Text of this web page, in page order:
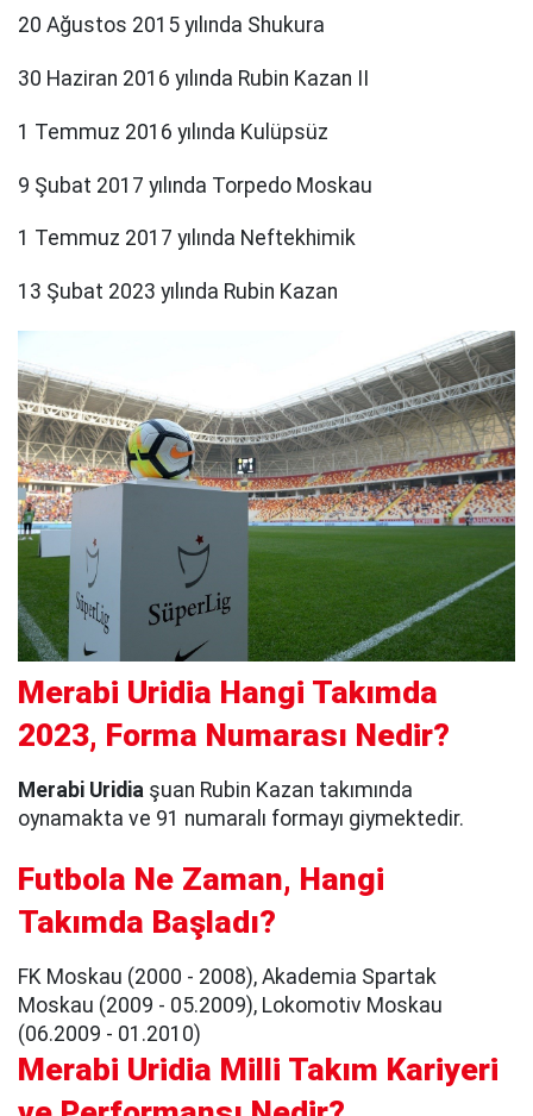
20 Ağustos 2015 yılında Shukura
30 Haziran 2016 yılında Rubin Kazan II
1 Temmuz 2016 yılında Kulüpsüz
9 Şubat 2017 yılında Torpedo Moskau
1 Temmuz 2017 yılında Neftekhimik
13 Şubat 2023 yılında Rubin Kazan
Merabi Uridia Hangi Takımda
2023, Forma Numarası Nedir?
Merabi Uridia şuan Rubin Kazan takımında
oynamakta ve 91 numaralı formayı giymektedir.
Futbola Ne Zaman, Hangi
Takımda Başladı?
FK Moskau (2000 - 2008), Akademia Spartak
Moskau (2009 - 05.2009), Lokomotiv Moskau
(06.2009 - 01.2010)
Merabi Uridia Milli Takım Kariyeri